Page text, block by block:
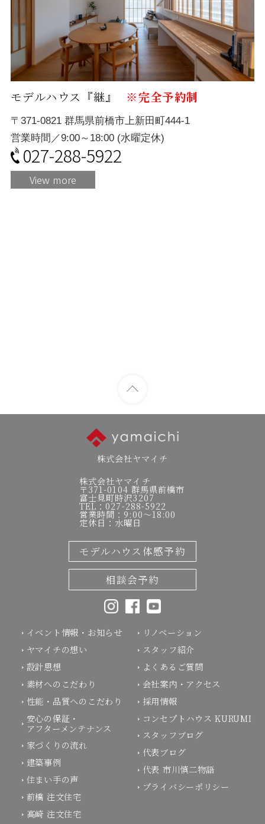
モデルハウス『継』 ※完全予約制
〒371-0821 群馬県前橋市上新田町444-1
営業時間／9:00～18:00 (水曜定休)
027-288-5922
View more
株式会社ヤマイチ
株式会社ヤマイチ
〒371-0104 群馬県前橋市
富士見町時沢3207
TEL：027-288-5922
営業時間：9:00～18:00
定休日：水曜日
モデルハウス体感予約
相談会予約
イベント情報・お知らせ
ヤマイチの想い
設計思想
素材へのこだわり
性能・品質へのこだわり
安心の保証・
アフターメンテナンス
家づくりの流れ
建築事例
住まい手の声
前橋 注文住宅
高崎 注文住宅
リノベーション
スタッフ紹介
よくあるご質問
会社案内・アクセス
採用情報
コンセプトハウス KURUMI
スタッフブログ
代表ブログ
代表 市川慎二物語
プライバシーポリシー